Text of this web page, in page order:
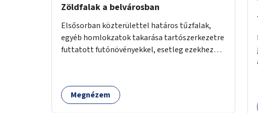
Zöldfalak a belvárosban
Elsősorban közterülettel határos tűzfalak,
egyéb homlokzatok takarása tartószerkezetre
futtatott futónövényekkel, esetleg ezekhez
zöldfelületek mennyisége, ahol helyhiány
miatt másra nincs lehetőség.
Megnézem